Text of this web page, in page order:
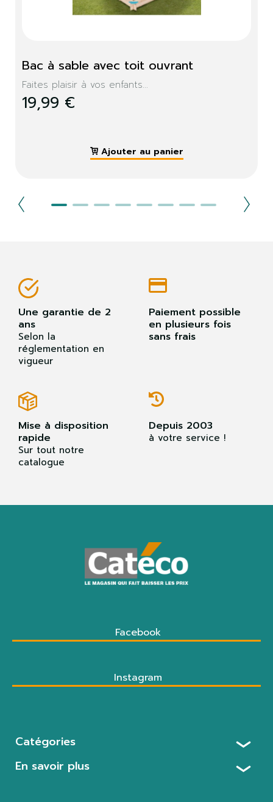
Bac à sable avec toit ouvrant
Faites plaisir à vos enfants...
19,99 €
Ajouter au panier
Une garantie de 2
ans
Selon la
réglementation en
vigueur
Paiement possible
en plusieurs fois
sans frais
Mise à disposition
rapide
Sur tout notre
catalogue
Depuis 2003
à votre service !
Facebook
Instagram
Catégories
En savoir plus